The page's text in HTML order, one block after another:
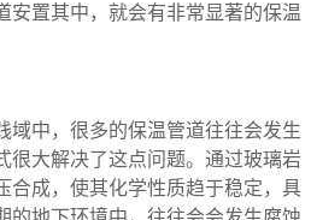
安置其中，就会有非常显著的保温
中，很多的保温管道往往会发生
很大解决了这点问题。通过玻璃岩
合成，使其化学性质趋于稳定，具